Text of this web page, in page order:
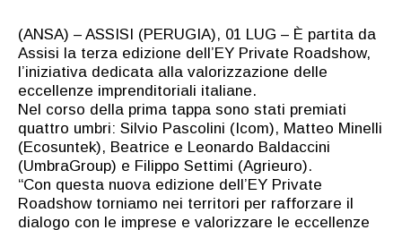
(ANSA) – ASSISI (PERUGIA), 01 LUG – È partita da
Assisi la terza edizione dell’EY Private Roadshow,
l’iniziativa dedicata alla valorizzazione delle
eccellenze imprenditoriali italiane.
Nel corso della prima tappa sono stati premiati
quattro umbri: Silvio Pascolini (Icom), Matteo Minelli
(Ecosuntek), Beatrice e Leonardo Baldaccini
(UmbraGroup) e Filippo Settimi (Agrieuro).
“Con questa nuova edizione dell’EY Private
Roadshow torniamo nei territori per rafforzare il
dialogo con le imprese e valorizzare le eccellenze